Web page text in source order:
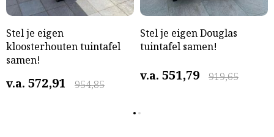
Stel je eigen
kloosterhouten tuintafel
samen!
v.a. 954,85
572,91
Stel je eigen Douglas
tuintafel samen!
v.a. 919,65
551,79